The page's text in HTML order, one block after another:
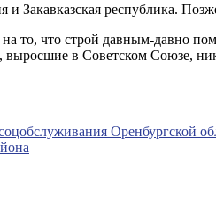
республика.
на то, что строй давным-давно
в Советском Союзе,
Оренбургской